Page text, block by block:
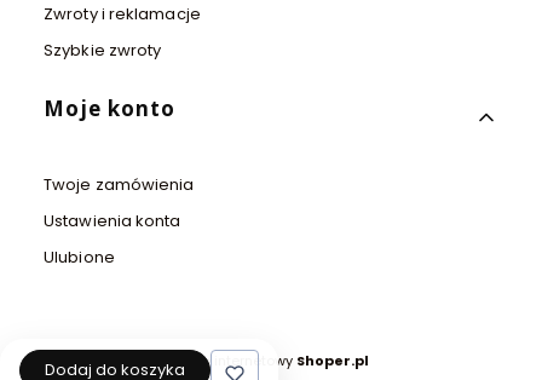
Zwroty i reklamacje
Szybkie zwroty
Moje konto
Twoje zamówienia
Ustawienia konta
Ulubione
Sklep internetowy Shoper.pl
Dodaj do koszyka